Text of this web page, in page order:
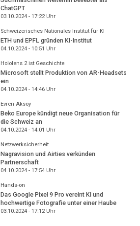
ChatGPT
03.10.2024 - 17:22Uhr
Schweizerisches Nationales Institut für KI
ETH und EPFL gründen KI-Institut
04.10.2024 - 10:51 Uhr
Hololens 2 ist Geschichte
Microsoft stellt Produktion von AR-Headsets
ein
04.10.2024 - 14:46Uhr
Evren Aksoy
Beko Europe kündigt neue Organisation für
die Schweiz an
04.10.2024 - 14:01 Uhr
Netzwerksicherheit
Nagravision und Airties verkünden
Partnerschaft
04.10.2024 - 17:54Uhr
Hands-on
Das Google Pixel 9 Pro vereint KI und
hochwertige Fotografie unter einer Haube
03.10.2024 - 17:12Uhr